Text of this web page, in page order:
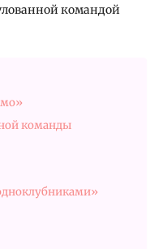
командой
команды